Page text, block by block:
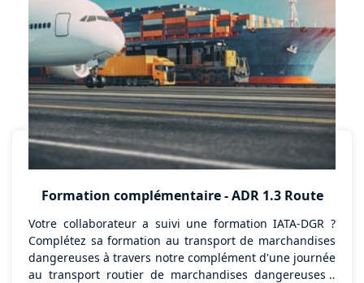
Formation complémentaire - ADR 1.3 Route
Votre collaborateur a suivi une formation IATA-DGR ?
Complétez sa formation au transport de marchandises
dangereuses à travers notre complément d'une journée
au transport routier de marchandises dangereuses :